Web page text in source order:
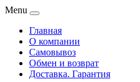
Menu
Главная
О компании
Самовывоз
Обмен и возврат
Доставка. Гарантия